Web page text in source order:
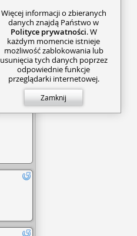
Więcej informacji o zbieranych
danych znajdą Państwo w
Polityce prywatności. W
każdym momencie istnieje
możliwość zablokowania lub
usunięcia tych danych poprzez
odpowiednie funkcje
przeglądarki internetowej.
Zamknij